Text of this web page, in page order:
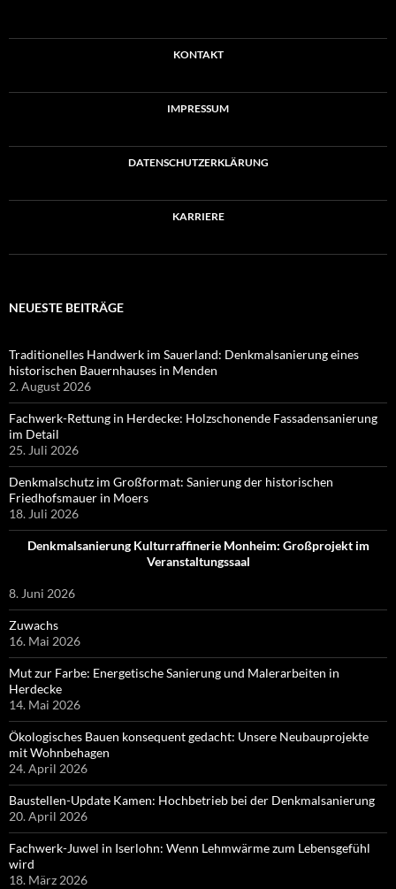
KONTAKT
IMPRESSUM
DATENSCHUTZERKLÄRUNG
KARRIERE
NEUESTE BEITRÄGE
Traditionelles Handwerk im Sauerland: Denkmalsanierung eines
historischen Bauernhauses in Menden
2. August 2026
Fachwerk-Rettung in Herdecke: Holzschonende Fassadensanierung
im Detail
25. Juli 2026
Denkmalschutz im Großformat: Sanierung der historischen
Friedhofsmauer in Moers
18. Juli 2026
Denkmalsanierung Kulturraffinerie Monheim: Großprojekt im
Veranstaltungssaal
8. Juni 2026
Zuwachs
16. Mai 2026
Mut zur Farbe: Energetische Sanierung und Malerarbeiten in
Herdecke
14. Mai 2026
Ökologisches Bauen konsequent gedacht: Unsere Neubauprojekte
mit Wohnbehagen
24. April 2026
Baustellen-Update Kamen: Hochbetrieb bei der Denkmalsanierung
20. April 2026
Fachwerk-Juwel in Iserlohn: Wenn Lehmwärme zum Lebensgefühl
wird
18. März 2026